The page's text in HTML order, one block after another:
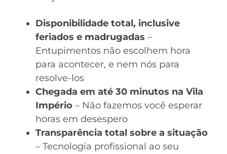
Disponibilidade total, inclusive
feriados e madrugadas –
Entupimentos não escolhem hora
para acontecer, e nem nós para
resolve-los
Chegada em até 30 minutos na Vila
Império – Não fazemos você esperar
horas em desespero
Transparência total sobre a situação
– Tecnologia profissional ao seu